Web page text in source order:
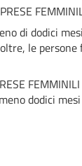
di dodici
le
FEMMINILI
dodici